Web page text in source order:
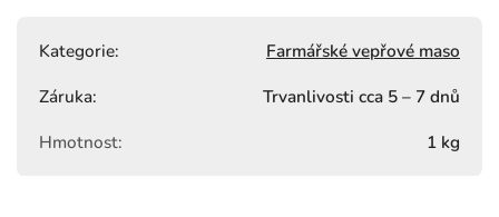
Kategorie:
Farmářské vepřové maso
Záruka:
Trvanlivosti cca 5 – 7 dnů
Hmotnost: 1 kg